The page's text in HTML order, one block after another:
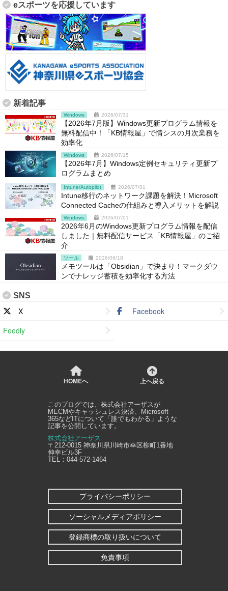
eスポーツを応援しています
新着記事
Windows 2026/07/31
【2026年7月版】Windows更新プログラム情報を
無料配信中！「KB情報屋」で情シスの月次業務を
効率化
Windows 2026/07/15
【2026年7月】Windows定例セキュリティ更新プ
ログラムまとめ
Intune/Autopilot 2026/07/01
Intune移行のネットワーク課題を解決！Microsoft
Connected Cacheの仕組みと導入メリットを解説
Windows 2026/07/01
2026年6月のWindows更新プログラム情報を配信
しました｜無料配信サービス「KB情報屋」のご紹
介
ツール 2026/06/18
メモツールは「Obsidian」で決まり！マークダウ
ンでナレッジ蓄積を効率化する方法
SNS
X
Facebook
Feedly
HOMEへ 上へ戻る
このブログでは、 株式会社アーザスが
MECMやキャッシュレス決済、Microsoft
365などITについて「誰でもわかる」ような
記事を公開しています。
株式会社アーザス
〒212-0015 神奈川県川崎市幸区柳町1番地
伸幸ビル3F
TEL： 044-572-1464
プライバシーポリシー
ソーシャルメディアポリシー
登録商標の取り扱いについて
免責事項